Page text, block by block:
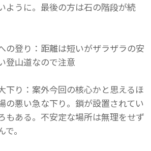
ように。最後の方は石の階段が続
の登り：距離は短いがザラザラの安
登山道なので注意
下り：案外今回の核心かと思えるほ
の悪い急な下り。鎖が設置されてい
もある。不安定な場所は無理をせず
。